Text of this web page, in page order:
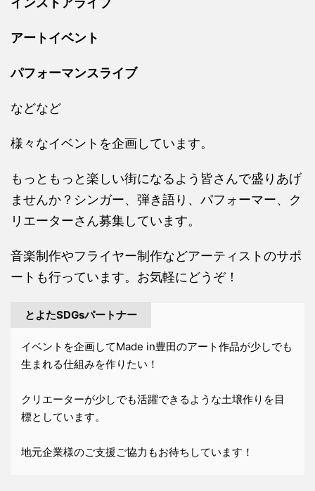
アートイベント
パフォーマンスライブ
などなど
様々なイベントを企画しています。
もっともっと楽しい街になるよう皆さんで盛りあげ
ませんか？シンガー、弾き語り、パフォーマー、ク
リエーターさん募集しています。
音楽制作やフライヤー制作などアーティストのサポ
ートも行っています。お気軽にどうぞ！
とよたSDGsパートナー
イベントを企画してMade in豊田のアート作品が少しでも
生まれる仕組みを作りたい！
クリエーターが少しでも活躍できるような土壌作りを目
標としています。
地元企業様のご支援ご協力もお待ちしています！